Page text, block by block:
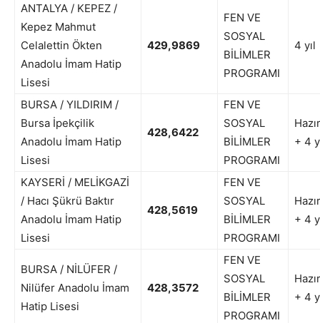
ANTALYA / KEPEZ /
Kepez Mahmut
Celalettin Ökten
Anadolu İmam Hatip
Lisesi
429,9869
FEN VE
SOSYAL
BİLİMLER
PROGRAMI
4 yıl
BURSA / YILDIRIM /
Bursa İpekçilik
Anadolu İmam Hatip
Lisesi
428,6422
FEN VE
SOSYAL
BİLİMLER
PROGRAMI
+ 4
KAYSERİ / MELİKGAZİ
/ Hacı Şükrü Baktır
Anadolu İmam Hatip
Lisesi
428,5619
FEN VE
SOSYAL
BİLİMLER
PROGRAMI
+ 4
BURSA / NİLÜFER /
Nilüfer Anadolu İmam
Hatip Lisesi
428,3572
FEN VE
SOSYAL
BİLİMLER
PROGRAMI
+ 4